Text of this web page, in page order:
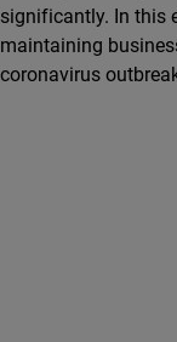
significantly. In this
maintaining
coronavirus